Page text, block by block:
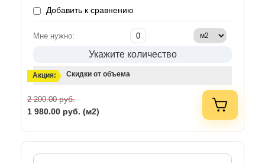
Добавить к сравнению
Мне нужно:
Укажите количество
Акция: Скидки от объема
2 200.00руб.
1 980.00 руб. (м2)